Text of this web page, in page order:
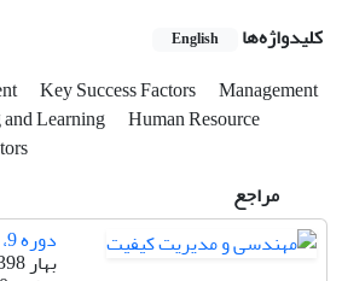
کلیدواژه‌ها English
Key Success Factors
Management
Learning
Human Resource
مراجع
دوره 9، شماره 1
بهار 1398